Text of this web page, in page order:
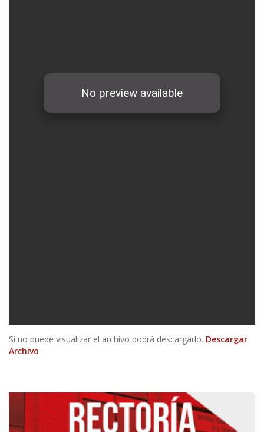
Si no puede visualizar el archivo podrá descargarlo. Descargar
Archivo